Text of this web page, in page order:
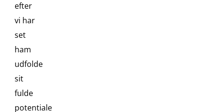
efter
vi har
set
ham
udfolde
sit
fulde
potentiale